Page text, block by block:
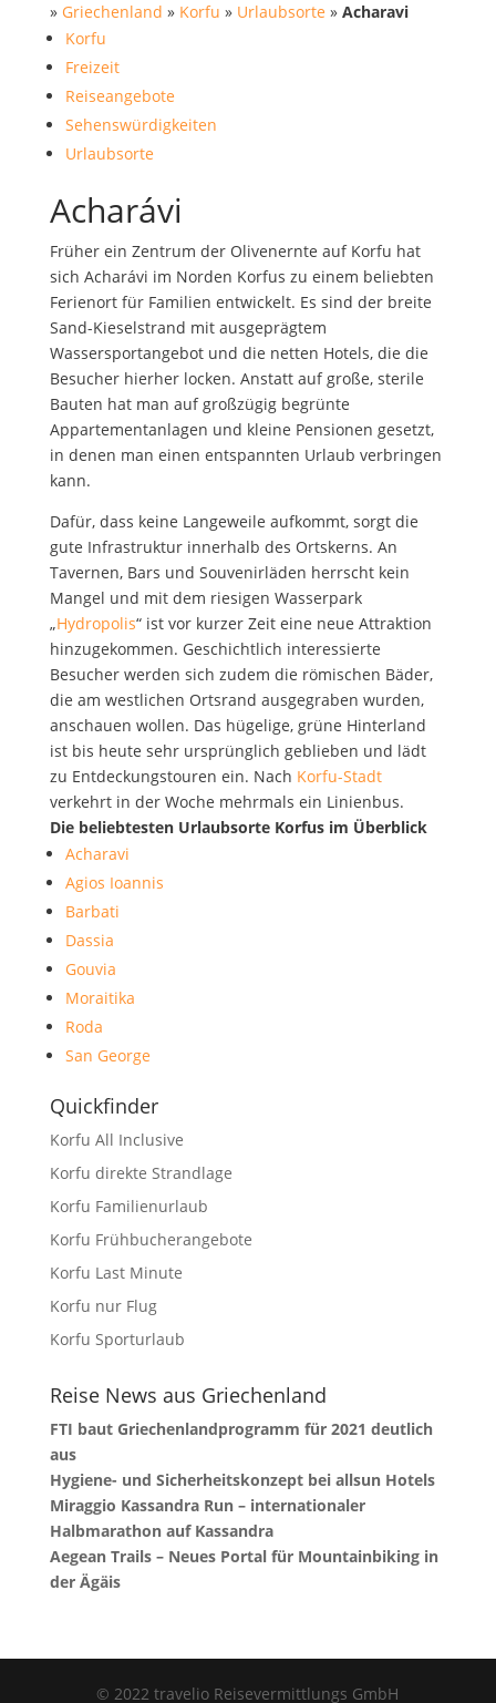
» Griechenland » Korfu » Urlaubsorte » Acharavi
Korfu
Freizeit
Reiseangebote
Sehenswürdigkeiten
Urlaubsorte
Acharávi
Früher ein Zentrum der Olivenernte auf Korfu hat
sich Acharávi im Norden Korfus zu einem beliebten
Ferienort für Familien entwickelt. Es sind der breite
Sand-Kieselstrand mit ausgeprägtem
Wassersportangebot und die netten Hotels, die die
Besucher hierher locken. Anstatt auf große, sterile
Bauten hat man auf großzügig begrünte
Appartementanlagen und kleine Pensionen gesetzt,
in denen man einen entspannten Urlaub verbringen
kann.
Dafür, dass keine Langeweile aufkommt, sorgt die
gute Infrastruktur innerhalb des Ortskerns. An
Tavernen, Bars und Souvenirläden herrscht kein
Mangel und mit dem riesigen Wasserpark
„Hydropolis“ ist vor kurzer Zeit eine neue Attraktion
hinzugekommen. Geschichtlich interessierte
Besucher werden sich zudem die römischen Bäder,
die am westlichen Ortsrand ausgegraben wurden,
anschauen wollen. Das hügelige, grüne Hinterland
ist bis heute sehr ursprünglich geblieben und lädt
zu Entdeckungstouren ein. Nach Korfu-Stadt
verkehrt in der Woche mehrmals ein Linienbus.
Die beliebtesten Urlaubsorte Korfus im Überblick
Acharavi
Agios Ioannis
Barbati
Dassia
Gouvia
Moraitika
Roda
San George
Quickfinder
Korfu All Inclusive
Korfu direkte Strandlage
Korfu Familienurlaub
Korfu Frühbucherangebote
Korfu Last Minute
Korfu nur Flug
Korfu Sporturlaub
Reise News aus Griechenland
FTI baut Griechenlandprogramm für 2021 deutlich
aus
Hygiene- und Sicherheitskonzept bei allsun Hotels
Miraggio Kassandra Run – internationaler
Halbmarathon auf Kassandra
Aegean Trails – Neues Portal für Mountainbiking in
der Ägäis
© 2022 travelio Reisevermittlungs GmbH